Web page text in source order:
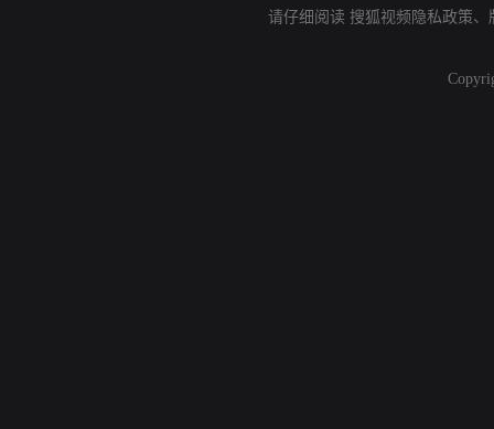
请仔细阅读 搜狐视频隐私政策、